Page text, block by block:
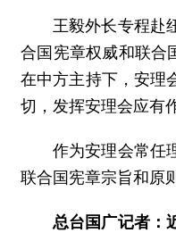
王毅外长专程赴
合国宪章权威和联合
在中方主持下，安理
切，发挥安理会应有
作为安理会常任
联合国宪章宗旨和原
总台国广记者：